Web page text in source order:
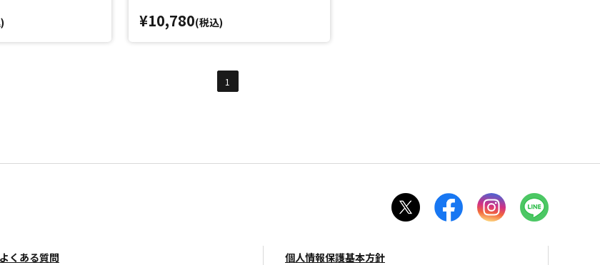
¥10,780(税込)
1
よくある質問
個人情報保護基本方針